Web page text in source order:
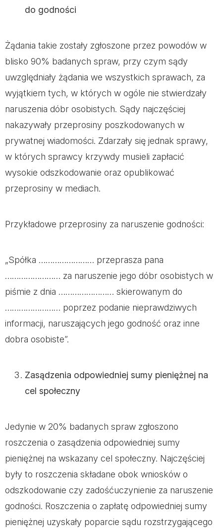
do godności
Żądania takie zostały zgłoszone przez powodów w
blisko 90% badanych spraw, przy czym sądy
uwzględniały żądania we wszystkich sprawach, za
wyjątkiem tych, w których w ogóle nie stwierdzały
naruszenia dóbr osobistych. Sądy najczęściej
nakazywały przeprosiny poszkodowanych w
prywatnej wiadomości. Zdarzały się jednak sprawy,
w których sprawcy krzywdy musieli zapłacić
wysokie odszkodowanie oraz opublikować
przeprosiny w mediach.
Przykładowe przeprosiny za naruszenie godności:
„Spółka …………………… przeprasza pana
…………………… za naruszenie jego dóbr osobistych w
piśmie z dnia …………………… skierowanym do
…………………… poprzez podanie nieprawdziwych
informacji, naruszających jego godność oraz inne
dobra osobiste”.
Zasądzenia odpowiedniej sumy pieniężnej na
cel społeczny
Jedynie w 20% badanych spraw zgłoszono
roszczenia o zasądzenia odpowiedniej sumy
pieniężnej na wskazany cel społeczny. Najczęściej
były to roszczenia składane obok wniosków o
odszkodowanie czy zadośćuczynienie za naruszenie
godności. Roszczenia o zapłatę odpowiedniej sumy
pieniężnej uzyskały poparcie sądu rozstrzygającego